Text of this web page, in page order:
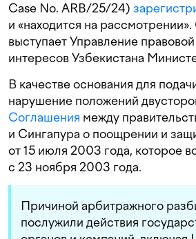
Case No. ARB/25/24)
и «находится на
выступает Управление
интересов Узбекистана
В качестве основания для
нарушение положений
Соглашения между
и Сингапура о поощрении и
от 15 июля 2003 года, которое
с 23 ноября 2003 года.
Причиной арбитражного
послужили действия